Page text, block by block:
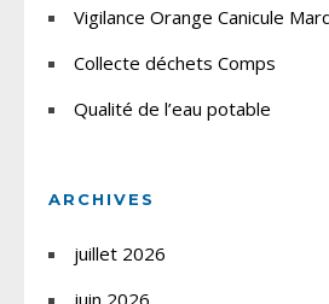
Vigilance Orange Canicule
Collecte déchets Comps
Qualité de l’eau potable
ARCHIVES
juillet 2026